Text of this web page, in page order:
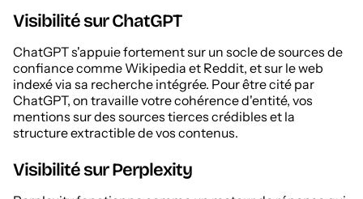
Visibilité sur ChatGPT
ChatGPT s'appuie fortement sur un socle de sources de
confiance comme Wikipedia et Reddit, et sur le web
indexé via sa recherche intégrée. Pour être cité par
ChatGPT, on travaille votre cohérence d'entité, vos
mentions sur des sources tierces crédibles et la
structure extractible de vos contenus.
Visibilité sur Perplexity